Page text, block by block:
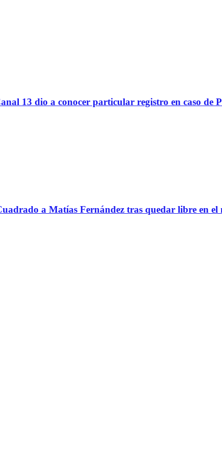
13 dio a conocer particular registro en caso de
a Matías Fernández tras quedar libre en el